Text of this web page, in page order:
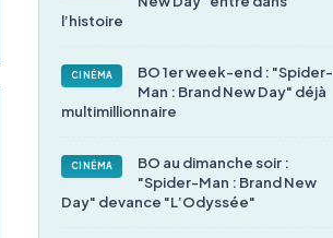
l’histoire
CINÉMA
BO 1er week-end : "Spider-
Man : Brand New Day" déjà
multimillionnaire
CINÉMA
BO au dimanche soir :
"Spider-Man : Brand New
Day" devance "L’Odyssée"